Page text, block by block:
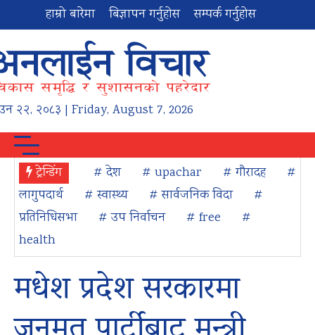
हाम्रो बारेमा बिज्ञापन गर्नुहोस सम्पर्क गर्नुहोस
२२, २०८३ | Friday, August 7, 2026
ट्रेन्डिंग # देश # upachar # गौरादह
#
लागुपदार्थ
# स्वास्थ्य # सार्वजनिक विदा
#
प्रतिनिधिसभा
# उप निर्वाचन # free
#
health
मधेश प्रदेश सरकारमा